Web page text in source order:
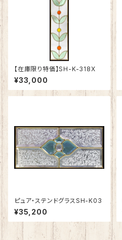
【在庫限り特価】SH-K-318X
¥33,000
ピュア・ステンドグラスSH-K03
¥35,200